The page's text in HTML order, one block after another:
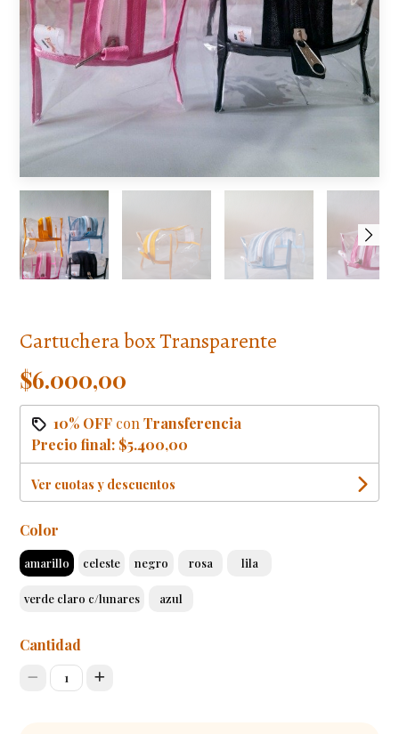
Cartuchera box Transparente
$6.000,00
10% OFF conTransferencia
Precio final: $5.400,00
Ver cuotas y descuentos
Color
amarillo celeste negro rosa lila
verde claro c/lunares azul
Cantidad
1